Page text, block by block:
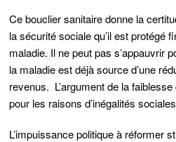
Ce bouclier sanitaire donne la
la sécurité sociale qu’il est protégé
maladie. Il ne peut pas s’appauvrir
la maladie est déjà source d’une
revenus. L’argument de la
pour les raisons d’inégalités
L’impuissance politique à réformer